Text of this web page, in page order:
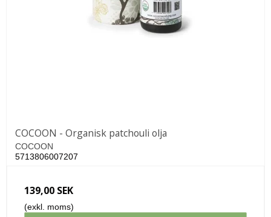
COCOON - Organisk patchouli olja
COCOON
5713806007207
139,00 SEK
(exkl. moms)